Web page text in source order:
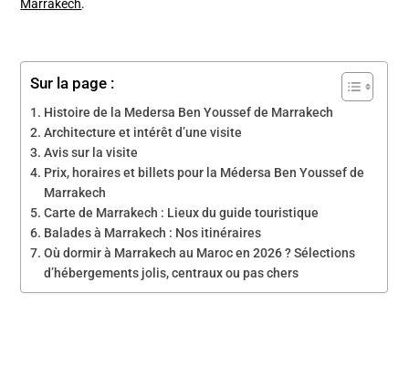
Marrakech.
Sur la page :
Histoire de la Medersa Ben Youssef de Marrakech
Architecture et intérêt d’une visite
Avis sur la visite
Prix, horaires et billets pour la Médersa Ben Youssef de
Marrakech
Carte de Marrakech : Lieux du guide touristique
Balades à Marrakech : Nos itinéraires
Où dormir à Marrakech au Maroc en 2026 ? Sélections
d’hébergements jolis, centraux ou pas chers